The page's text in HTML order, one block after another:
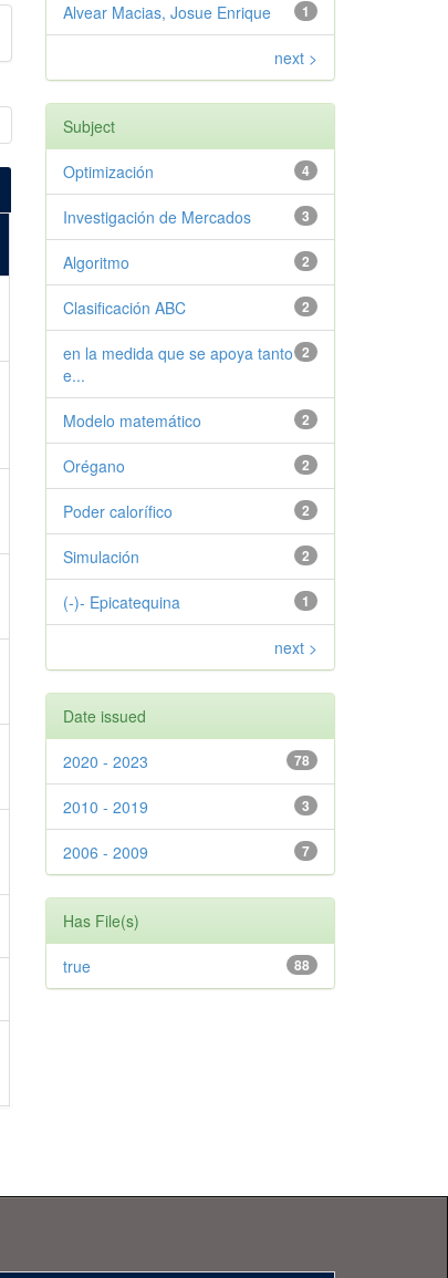
1
Alvear Macias, Josue Enrique
next >
Subject
4
Optimización
3
Investigación de Mercados
2
Algoritmo
2
Clasificación ABC
2
en la medida que se apoya tanto
e...
2
Modelo matemático
2
Orégano
2
Poder calorífico
2
Simulación
1
(-)- Epicatequina
next >
Date issued
78
2020 - 2023
3
2010 - 2019
7
2006 - 2009
Has File(s)
88
true